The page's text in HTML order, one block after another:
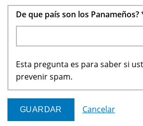
De que país son los Panameños?
Esta pregunta es para saber si
prevenir spam.
Cancelar